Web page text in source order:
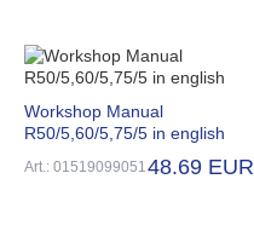
Workshop Manual
R50/5,60/5,75/5 in english
Art.: 01519099051 48.69 EUR